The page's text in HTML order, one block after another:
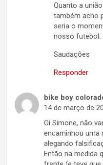
Quanto a
também acho
seria o
nosso futebol.
Saudações
Responder
bike boy
14 de março de
Oi Simone, não
encaminhou uma
alegando
Então na medida